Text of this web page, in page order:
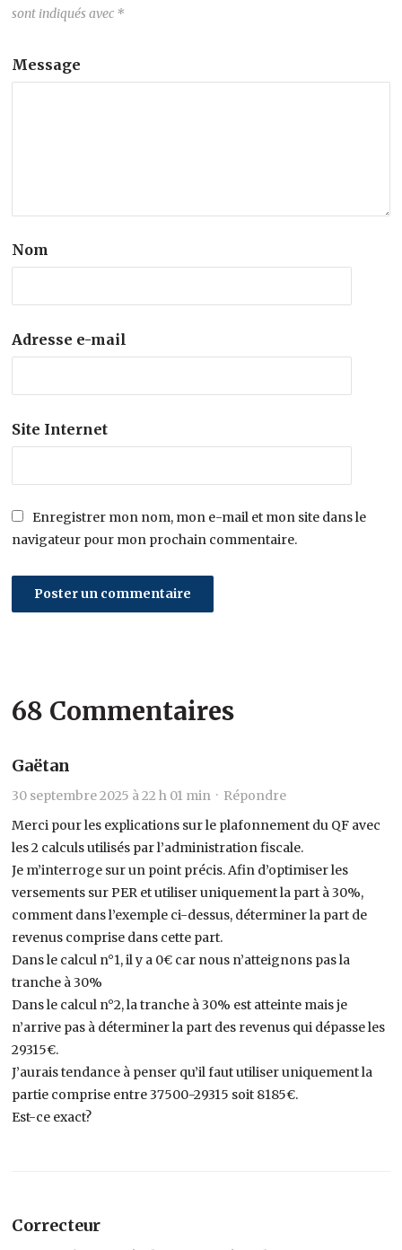
sont indiqués avec *
Message
Nom
Adresse e-mail
Site Internet
Enregistrer mon nom, mon e-mail et mon site dans le
navigateur pour mon prochain commentaire.
68 Commentaires
Gaëtan
30 septembre 2025 à 22 h 01 min · Répondre
Merci pour les explications sur le plafonnement du QF avec
les 2 calculs utilisés par l’administration fiscale.
Je m’interroge sur un point précis. Afin d’optimiser les
versements sur PER et utiliser uniquement la part à 30%,
comment dans l’exemple ci-dessus, déterminer la part de
revenus comprise dans cette part.
Dans le calcul n°1, il y a 0€ car nous n’atteignons pas la
tranche à 30%
Dans le calcul n°2, la tranche à 30% est atteinte mais je
n’arrive pas à déterminer la part des revenus qui dépasse les
29315€.
J’aurais tendance à penser qu’il faut utiliser uniquement la
partie comprise entre 37500-29315 soit 8185€.
Est-ce exact?
Correcteur